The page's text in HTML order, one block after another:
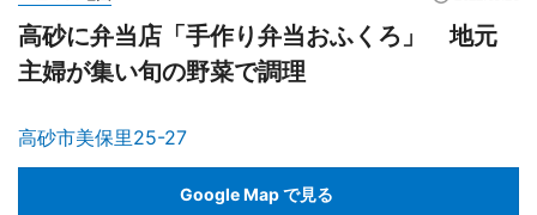
高砂に弁当店「手作り弁当おふくろ」 地元
主婦が集い旬の野菜で調理
高砂市美保里25-27
Google Map で見る